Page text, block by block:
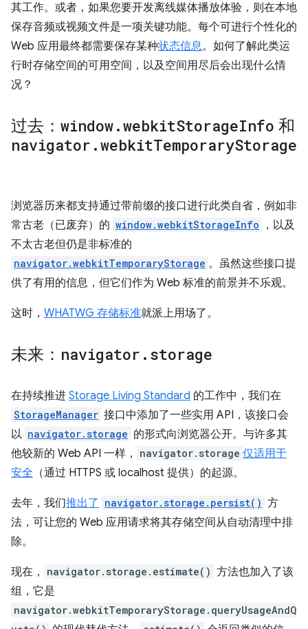
其工作。或者，如果您要开发离线媒体播放体验，则在本地
保存音频或视频文件是一项关键功能。每个可进行个性化的
Web 应用最终都需要保存某种状态信息。如何了解此类运
行时存储空间的可用空间，以及空间用尽后会出现什么情
况？
过去： window.webkitStorageInfo 和
navigator .webkitTemporaryStorage
浏览器历来都支持通过带前缀的接口进行此类自省，例如非
常古老（已废弃）的 window.webkitStorageInfo
，以及
不太古老但仍是非标准的
navigator.webkitTemporaryStorage 。虽然这些接口提
供了有用的信息，但它们作为 Web 标准的前景并不乐观。
这时， WHATWG 存储标准就派上用场了。
未来： navigator . storage
在持续推进 Storage Living Standard 的工作中，我们在
StorageManager 接口中添加了一些实用 API，该接口会
以 navigator.storage 的形式向浏览器公开。与许多其
他较新的 Web API 一样，
navigator.storage 仅适用于
安全 （通过 HTTPS 或 localhost 提供）的起源。
去年，我们推出了 navigator.storage.persist() 方
法，可让您的 Web 应用请求将其存储空间从自动清理中排
除。
现在， navigator.storage.estimate() 方法也加入了该
组，它是
navigator.webkitTemporaryStorage.queryUsageAndQ